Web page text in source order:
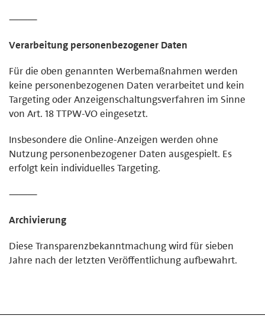
⸻
Verarbeitung personenbezogener Daten
Für die oben genannten Werbemaßnahmen werden
keine personenbezogenen Daten verarbeitet und kein
Targeting oder Anzeigenschaltungsverfahren im Sinne
von Art. 18 TTPW-VO eingesetzt.
Insbesondere die Online-Anzeigen werden ohne
Nutzung personenbezogener Daten ausgespielt. Es
erfolgt kein individuelles Targeting.
⸻
Archivierung
Diese Transparenzbekanntmachung wird für sieben
Jahre nach der letzten Veröffentlichung aufbewahrt.